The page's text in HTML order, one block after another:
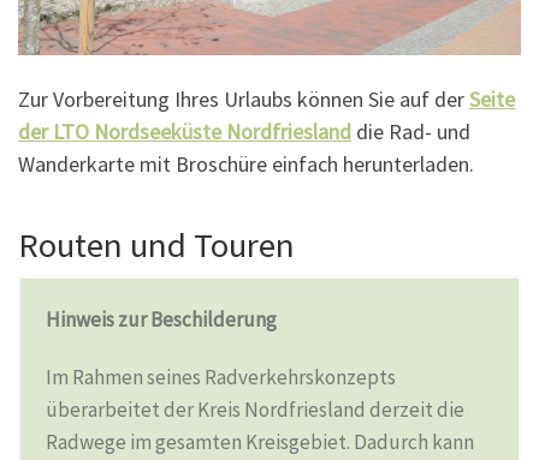
Zur Vorbereitung Ihres Urlaubs können Sie auf derSeite
der LTO Nordseeküste Nordfriesland die Rad- und
Wanderkarte mit Broschüre einfach herunterladen.
Routen und Touren
Hinweis zur Beschilderung
Im Rahmen seines Radverkehrskonzepts
überarbeitet der Kreis Nordfriesland derzeit die
Radwege im gesamten Kreisgebiet. Dadurch kann